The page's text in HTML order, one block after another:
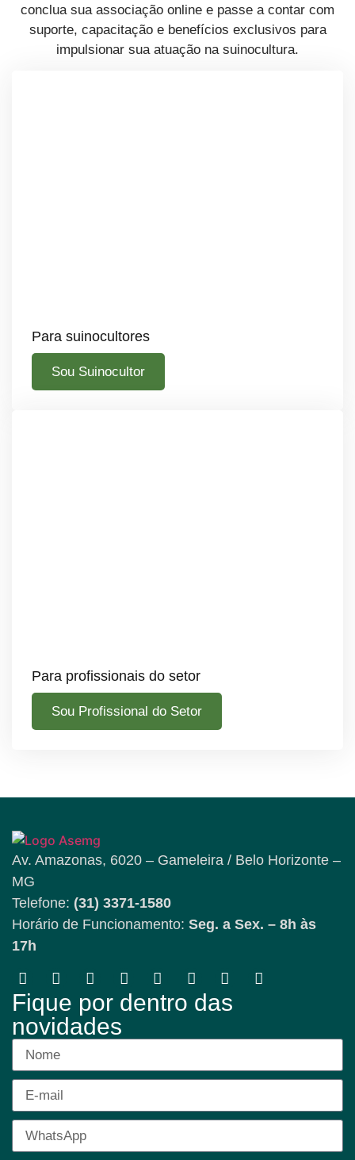
conclua sua associação online e passe a contar com
suporte, capacitação e benefícios exclusivos para
impulsionar sua atuação na suinocultura.
Para suinocultores
Sou Suinocultor
Para profissionais do setor
Sou Profissional do Setor
Av. Amazonas, 6020 – Gameleira / Belo Horizonte –
MG
Telefone: (31) 3371-1580
Horário de Funcionamento: Seg. a Sex. – 8h às
17h
Fique por dentro das
novidades